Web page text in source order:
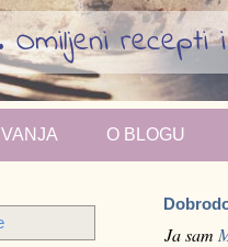
Omiljeni recepti
O BLOGU
Ja sam